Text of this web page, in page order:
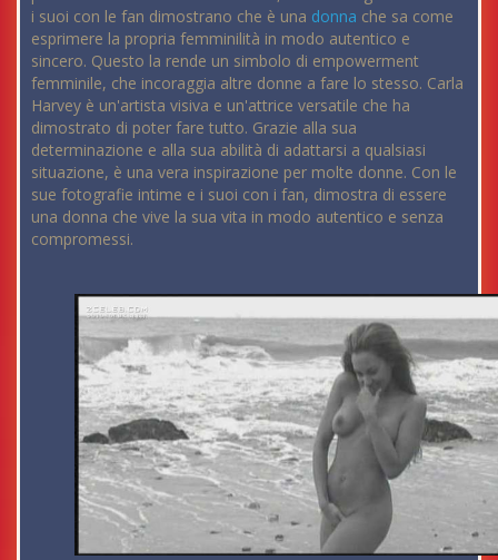
i suoi con le fan dimostrano che è una donna che sa come
esprimere la propria femminilità in modo autentico e
sincero. Questo la rende un simbolo di empowerment
femminile, che incoraggia altre donne a fare lo stesso. Carla
Harvey è un'artista visiva e un'attrice versatile che ha
dimostrato di poter fare tutto. Grazie alla sua
determinazione e alla sua abilità di adattarsi a qualsiasi
situazione, è una vera inspirazione per molte donne. Con le
sue fotografie intime e i suoi con i fan, dimostra di essere
una donna che vive la sua vita in modo autentico e senza
compromessi.